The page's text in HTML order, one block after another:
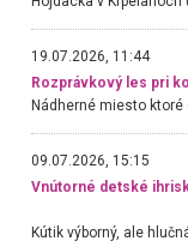
19.07.2026, 11:44
Rozprávkový les pri
09.07.2026, 15:15
Vnútorné detské